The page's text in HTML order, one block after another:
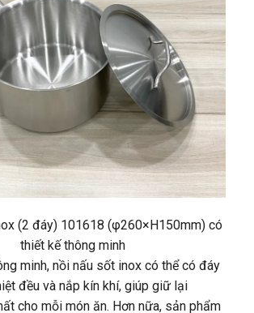
(2 đáy) 101618 (φ260×H150mm) có
thiết kế thông minh
minh, nồi nấu sốt inox có thể có đáy
đều và nắp kín khí, giúp giữ lại
cho mỗi món ăn. Hơn nữa, sản phẩm